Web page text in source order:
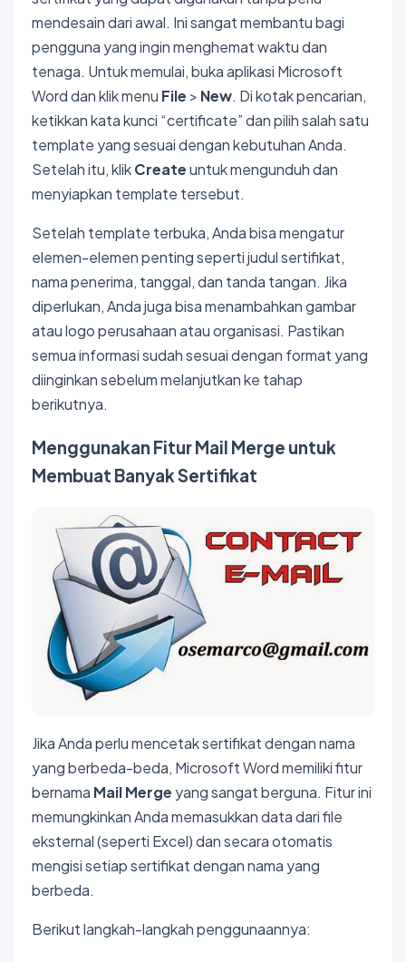
mendesain dari awal. Ini sangat membantu bagi
pengguna yang ingin menghemat waktu dan
tenaga. Untuk memulai, buka aplikasi Microsoft
Word dan klik menu File > New. Di kotak pencarian,
ketikkan kata kunci “certificate” dan pilih salah satu
template yang sesuai dengan kebutuhan Anda.
Setelah itu, klikCreateuntuk mengunduh dan
menyiapkan template tersebut.
Setelah template terbuka, Anda bisa mengatur
elemen-elemen penting seperti judul sertifikat,
nama penerima, tanggal, dan tanda tangan. Jika
diperlukan, Anda juga bisa menambahkan gambar
atau logo perusahaan atau organisasi. Pastikan
semua informasi sudah sesuai dengan format yang
diinginkan sebelum melanjutkan ke tahap
berikutnya.
Menggunakan Fitur Mail Merge untuk
Membuat Banyak Sertifikat
Jika Anda perlu mencetak sertifikat dengan nama
yang berbeda-beda, Microsoft Word memiliki fitur
bernama Mail Merge yang sangat berguna. Fitur ini
memungkinkan Anda memasukkan data dari file
eksternal (seperti Excel) dan secara otomatis
mengisi setiap sertifikat dengan nama yang
berbeda.
Berikut langkah-langkah penggunaannya: